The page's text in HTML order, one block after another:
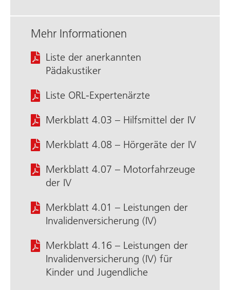
Mehr Informationen
Liste der anerkannten
Pädakustiker
Liste ORL-Expertenärzte
Merkblatt 4.03 – Hilfsmittel der IV
Merkblatt 4.08 – Hörgeräte der IV
Merkblatt 4.07 – Motorfahrzeuge
der IV
Merkblatt 4.01 – Leistungen der
Invaliden­versicherung (IV)
Merkblatt 4.16 – Leistungen der
Invaliden­versicherung (IV) für
Kinder und Jugendliche